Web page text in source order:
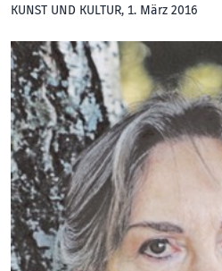
KUNST UND KULTUR, 1. März 2016